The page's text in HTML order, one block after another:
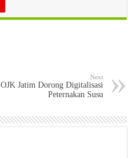
Next
OJK Jatim Dorong Digitalisasi
Peternakan Susu